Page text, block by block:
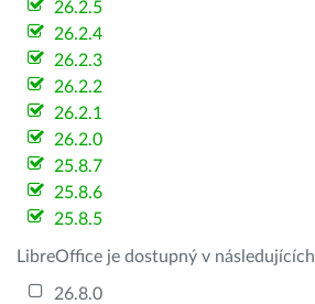
26.2.5
26.2.4
26.2.3
26.2.2
26.2.1
26.2.0
25.8.7
25.8.6
25.8.5
LibreOffice je dostupný v následujících
26.8.0